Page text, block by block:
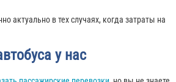
актуально в тех случаях, когда затраты на
у нас